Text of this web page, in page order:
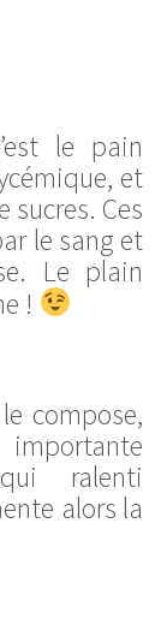
le pain
et
Ces
le sang et
Le plain
!
compose,
ralenti
alors la